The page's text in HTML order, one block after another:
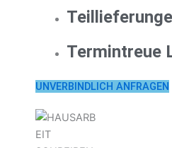
Termintreue
UNVERBINDLICH ANFRAGEN